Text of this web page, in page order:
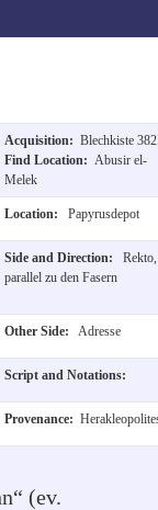
Acquisition: Blechkiste
Find Location: Abusir el-
Melek
Location: Papyrusdepot
Side and Direction:
Rekto,
parallel zu den Fasern
Other Side: Adresse
Script and Notations:
Provenance:
(ev.